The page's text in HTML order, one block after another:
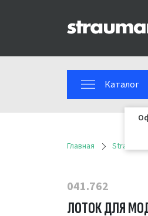
Каталог
Главная Straumann
041.762
ЛОТОК ДЛЯ